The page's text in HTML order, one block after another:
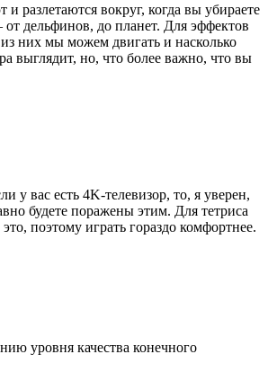
разлетаются вокруг, когда вы убираете
дельфинов, до планет. Для эффектов
них мы можем двигать и насколько
выглядит, но, что более важно, что вы
вас есть 4K-телевизор, то, я уверен,
будете поражены этим. Для тетриса
поэтому играть гораздо комфортнее.
уровня качества конечного